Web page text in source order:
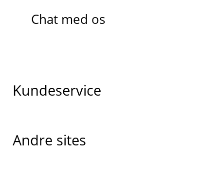
Chat med os
Kundeservice
Andre sites